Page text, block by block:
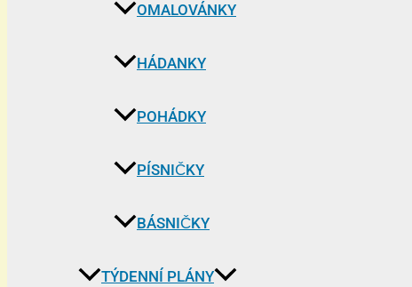
OMALOVÁNKY
HÁDANKY
POHÁDKY
PÍSNIČKY
BÁSNIČKY
TÝDENNÍ PLÁNY